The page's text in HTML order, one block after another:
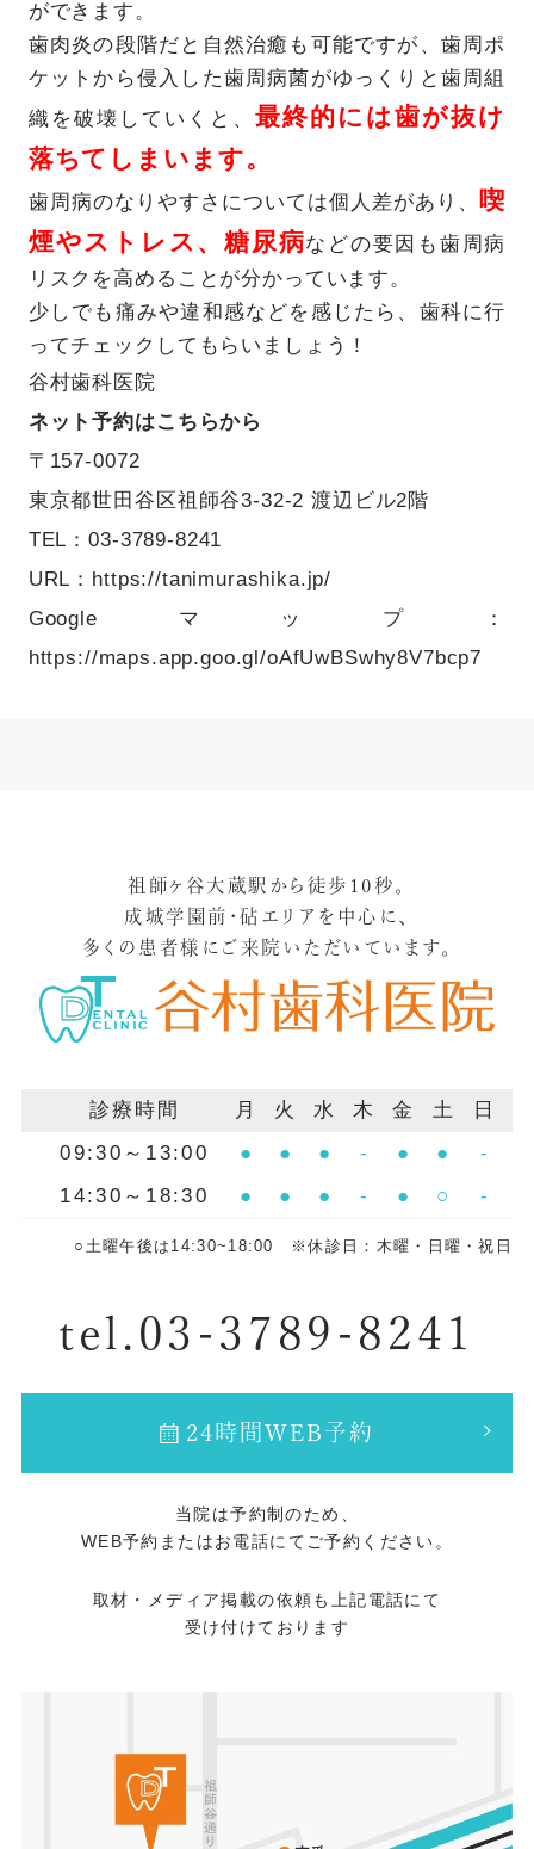
ができます。
歯肉炎の段階だと自然治癒も可能ですが、歯周ポ
ケットから侵入した歯周病菌がゆっくりと歯周組
織を破壊していくと、最終的には歯が抜け
落ちてしまいます。
歯周病のなりやすさについては個人差があり、 喫
煙やストレス、糖尿病などの要因も歯周病
リスクを高めることが分かっています。
少しでも痛みや違和感などを感じたら、歯科に行
ってチェックしてもらいましょう！
谷村歯科医院
ネット予約はこちらから
〒157-0072
東京都世田谷区祖師谷3-32-2 渡辺ビル2階
TEL：03-3789-8241
URL： https://tanimurashika.jp/
Googleマップ：
https://maps.app.goo.gl/oAfUwBSwhy8V7bcp7
祖師ヶ谷大蔵駅から徒歩10秒。
成城学園前・砧エリアを中心に、
多くの患者様にご来院いただいています。
診療時間 月 火 水 木 金 土
日
09:30～13:00
● ● ● - ● ●
-
14:30～18:30
● ● ● - ● ○ -
○土曜午後は14:30~18:00 ※休診日：木曜・日曜・祝日
tel.03-3789-8241
24時間WEB予約
当院は予約制のため、
WEB予約またはお電話にてご予約ください。
取材・メディア掲載の依頼も上記電話にて
受け付けております